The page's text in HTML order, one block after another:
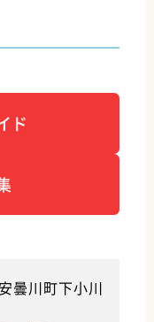
ド
曇川町下小川